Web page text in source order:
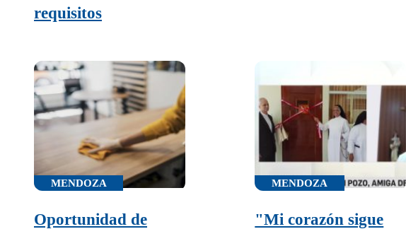
requisitos
MENDOZA
Oportunidad de
MENDOZA
"Mi corazón sigue